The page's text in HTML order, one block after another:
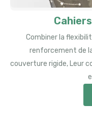
Combiner la
renforcement de
couverture rigide, Leur